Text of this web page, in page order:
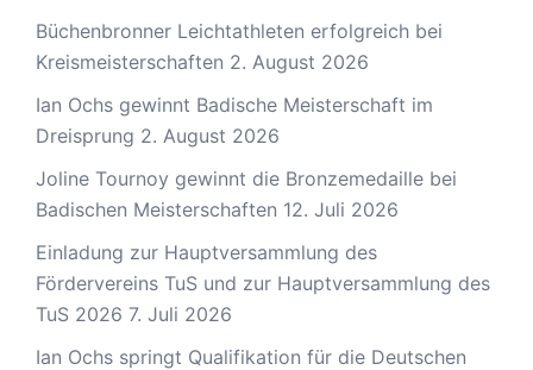
Büchenbronner Leichtathleten erfolgreich bei
Kreismeisterschaften 2. August 2026
Ian Ochs gewinnt Badische Meisterschaft im
Dreisprung 2. August 2026
Joline Tournoy gewinnt die Bronzemedaille bei
Badischen Meisterschaften 12. Juli 2026
Einladung zur Hauptversammlung des
Fördervereins TuS und zur Hauptversammlung des
TuS 2026 7. Juli 2026
Ian Ochs springt Qualifikation für die Deutschen